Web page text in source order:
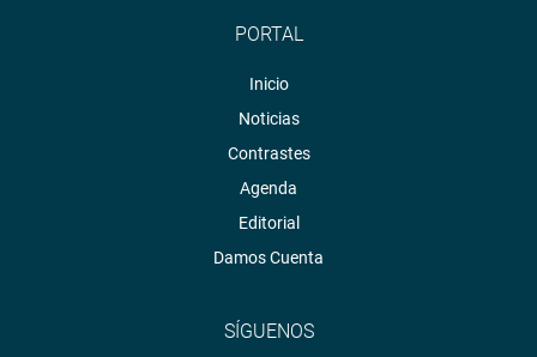
PORTAL
Inicio
Noticias
Contrastes
Agenda
Editorial
Damos Cuenta
SÍGUENOS